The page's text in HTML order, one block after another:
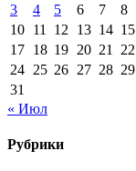
3
4 5 6 7 8
10 11 12 13 14 15
17 18 19 20 21 22
24 25 26 27 28 29
31
« Июл
Рубрики